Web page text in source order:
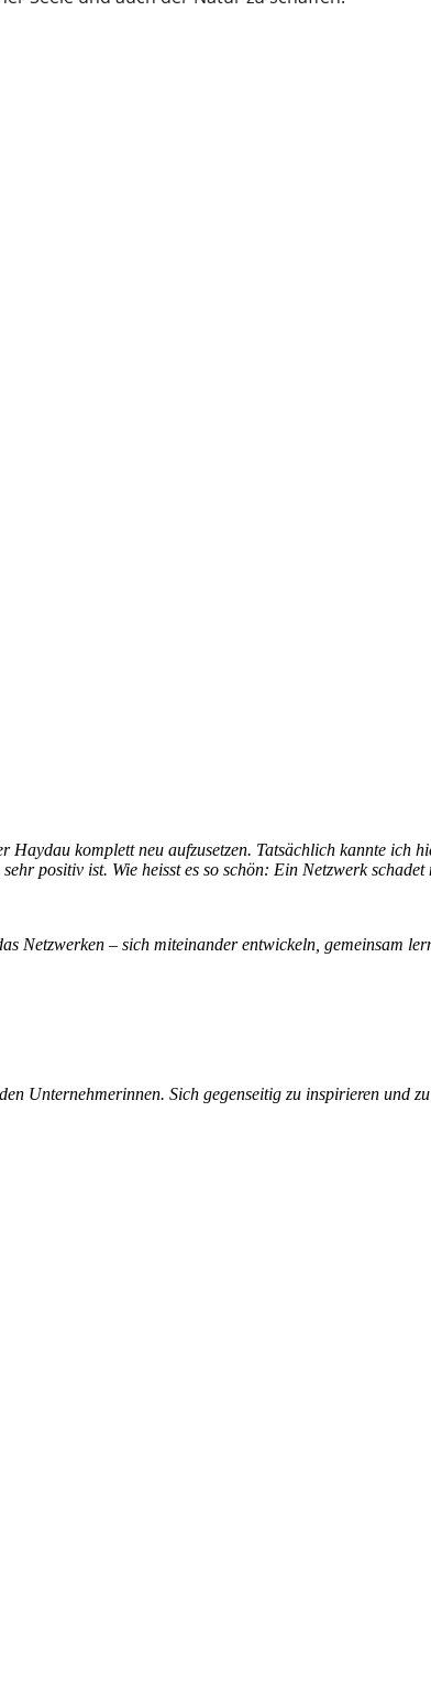
komplett neu aufzusetzen. Tatsächlich kannte ich
positiv ist. Wie heisst es so schön: Ein Netzwerk
Netzwerken – sich miteinander entwickeln, gemeinsam
Unternehmerinnen. Sich gegenseitig zu inspirieren und